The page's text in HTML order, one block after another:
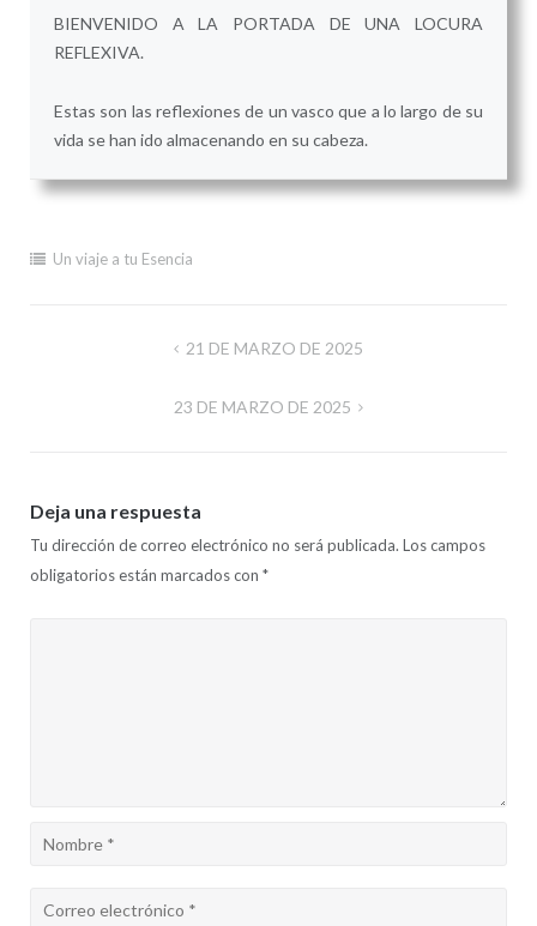
BIENVENIDO A LA PORTADA DE UNA LOCURA
REFLEXIVA.
Estas son las reflexiones de un vasco que a lo largo de su
vida se han ido almacenando en su cabeza.
Un viaje a tu Esencia
21 DE MARZO DE 2025
23 DE MARZO DE 2025
Deja una respuesta
Tu dirección de correo electrónico no será publicada. Los campos
obligatorios están marcados con *